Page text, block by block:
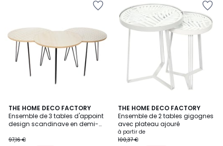
THE HOME DECO FACTORY
Ensemble de 3 tables d'appoint
design scandinave en demi-
97,16 €
THE HOME DECO FACTORY
Ensemble de 2 tables gigognes
avec plateau ajouré
à partir de
100,37 €
2
Couleurs